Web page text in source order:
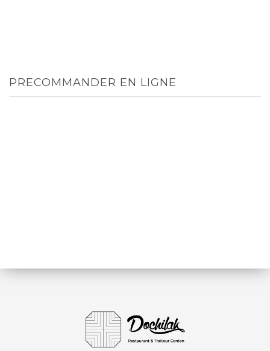
PRECOMMANDER EN LIGNE